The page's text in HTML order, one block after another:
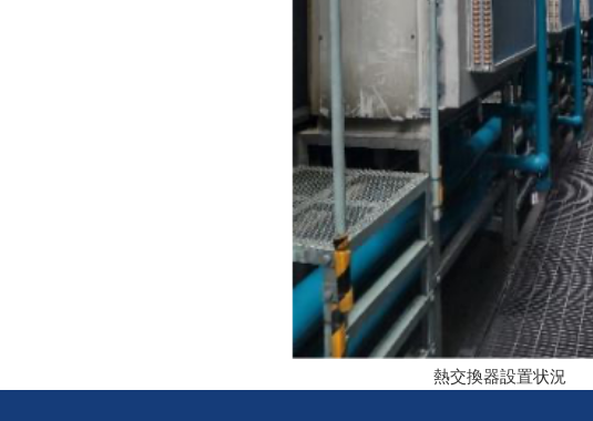
熱交換器設置状況